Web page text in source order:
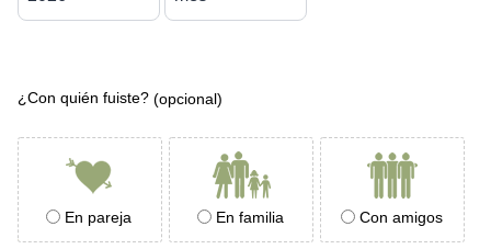
¿Con quién fuiste? (opcional)
En pareja En familia Con amigos